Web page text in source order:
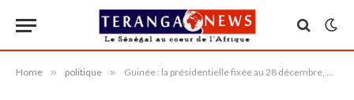
Home » politique » Guinée : la présidentielle fixée au 28 décembre, Doumbouya désormais éligible